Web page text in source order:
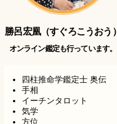
勝呂宏凰（すぐろこうおう）
オンライン鑑定も行っています。
四柱推命学鑑定士 奥伝
手相
イーチンタロット
気学
方位